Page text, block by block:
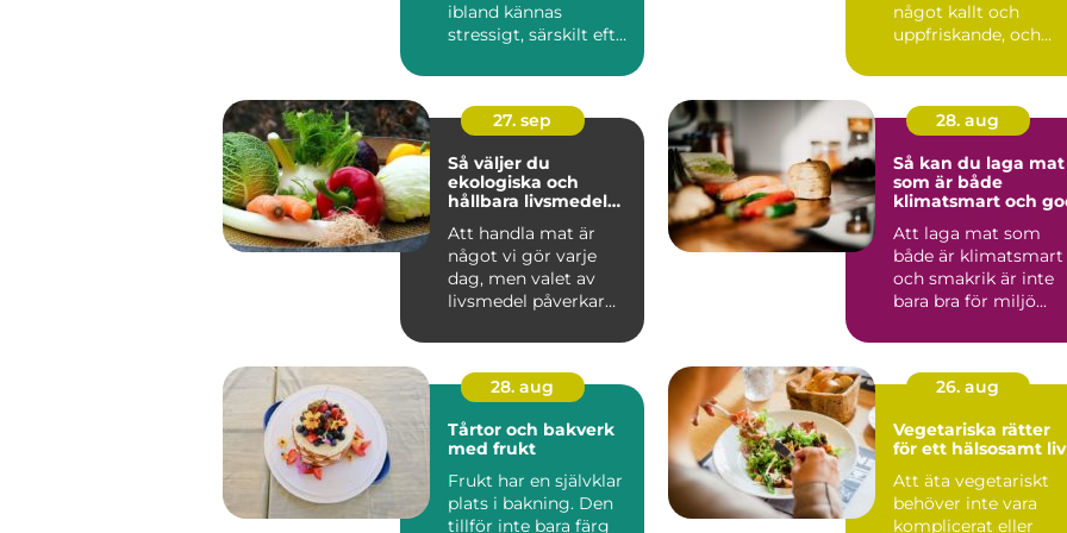
ibland kännas
stressigt, särskilt efter
något kallt och
uppfriskande, och
27. sep
Så väljer du
ekologiska och
hållbara livsmedel
Att handla mat är
något vi gör varje
dag, men valet av
livsmedel påverkar
28. aug
Så kan du laga mat
som är både
klimatsmart och
Att laga mat som
både är klimatsmart
och smakrik är inte
bara bra för miljö...
28. aug
Tårtor och bakverk
med frukt
Frukt har en självklar
plats i bakning. Den
tillför inte bara färg
26. aug
Vegetariska rätter
för ett hälsosamt liv
Att äta vegetariskt
behöver inte vara
komplicerat eller